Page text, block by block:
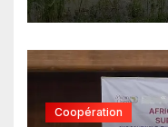
Coopération